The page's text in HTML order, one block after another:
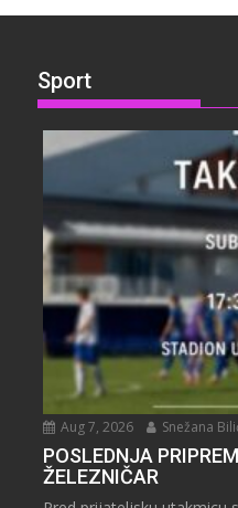
Sport
Aug 7, 2026 Snežana
POSLEDNJA
ŽELEZNIČAR